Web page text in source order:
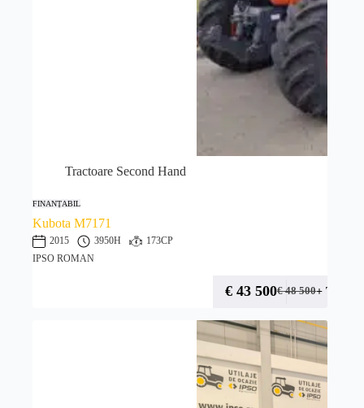
Tractoare Second Hand
FINANȚABIL
Kubota M7171
2015 3950H
173CP
IPSO ROMAN
€48 500
€ 43 500 + TVA